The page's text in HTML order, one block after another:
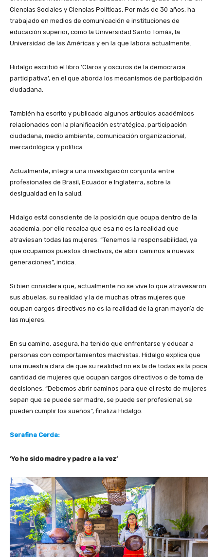
Ciencias Sociales y Ciencias Políticas. Por más de 30 años, ha
trabajado en medios de comunicación e instituciones de
educación superior, como la Universidad Santo Tomás, la
Universidad de las Américas y en la que labora actualmente.
Hidalgo escribió el libro ‘Claros y oscuros de la democracia
participativa’, en el que aborda los mecanismos de participación
ciudadana.
También ha escrito y publicado algunos artículos académicos
relacionados con la planificación estratégica, participación
ciudadana, medio ambiente, comunicación organizacional,
mercadológica y política.
Actualmente, integra una investigación conjunta entre
profesionales de Brasil, Ecuador e Inglaterra, sobre la
desigualdad en la salud.
Hidalgo está consciente de la posición que ocupa dentro de la
academia, por ello recalca que esa no es la realidad que
atraviesan todas las mujeres. “Tenemos la responsabilidad, ya
que ocupamos puestos directivos, de abrir caminos a nuevas
generaciones”, indica.
Si bien considera que, actualmente no se vive lo que atravesaron
sus abuelas, su realidad y la de muchas otras mujeres que
ocupan cargos directivos no es la realidad de la gran mayoría de
las mujeres.
En su camino, asegura, ha tenido que enfrentarse y educar a
personas con comportamientos machistas. Hidalgo explica que
una muestra clara de que su realidad no es la de todas es la poca
cantidad de mujeres que ocupan cargos directivos o de toma de
decisiones. “Debemos abrir caminos para que el resto de mujeres
sepan que se puede ser madre, se puede ser profesional, se
pueden cumplir los sueños”, finaliza Hidalgo.
Serafina Cerda:
‘Yo he sido madre y padre a la vez’